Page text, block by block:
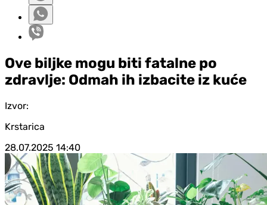
Ove biljke mogu biti fatalne po
zdravlje: Odmah ih izbacite iz kuće
Izvor:
Krstarica
28.07.2025 14:40